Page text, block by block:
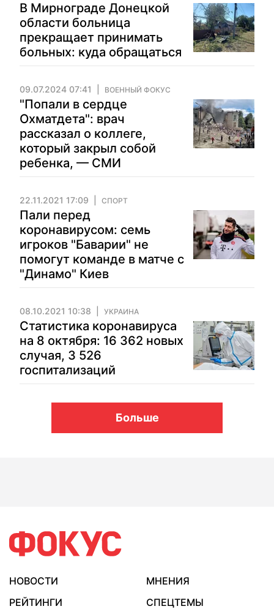
В Мирнограде Донецкой
области больница
прекращает принимать
больных: куда обращаться
09.07.2024 07:41 ВОЕННЫЙ ФОКУС
"Попали в сердце
Охматдета": врач
рассказал о коллеге,
который закрыл собой
ребенка, — СМИ
22.11.2021 17:09 СПОРТ
Пали перед
коронавирусом: семь
игроков "Баварии" не
помогут команде в матче с
"Динамо" Киев
08.10.2021 10:38 УКРАИНА
Статистика коронавируса
на 8 октября: 16 362 новых
случая, 3 526
госпитализаций
Больше
НОВОСТИ
МНЕНИЯ
РЕЙТИНГИ
СПЕЦТЕМЫ